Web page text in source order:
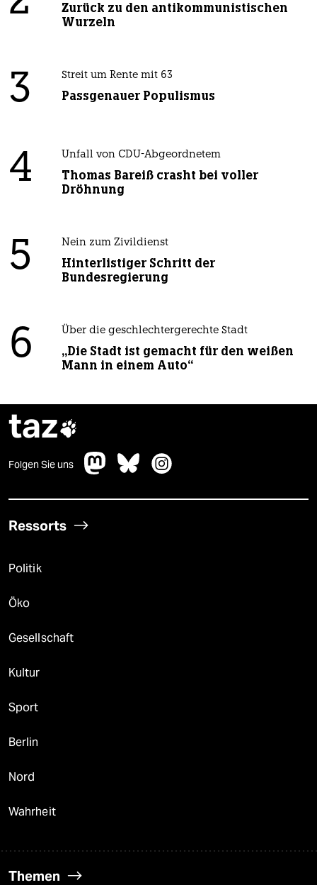
Zurück zu den antikommunistischen
Wurzeln
3 Streit um Rente mit 63
Passgenauer Populismus
4 Unfall von CDU-Abgeordnetem
Thomas Bareiß crasht bei voller
Dröhnung
5 Nein zum Zivildienst
Hinterlistiger Schritt der
Bundesregierung
6 Über die geschlechtergerechte Stadt
„Die Stadt ist gemacht für den weißen
Mann in einem Auto“
taz
Folgen Sie uns
Ressorts
Politik
Öko
Gesellschaft
Kultur
Sport
Berlin
Nord
Wahrheit
Themen